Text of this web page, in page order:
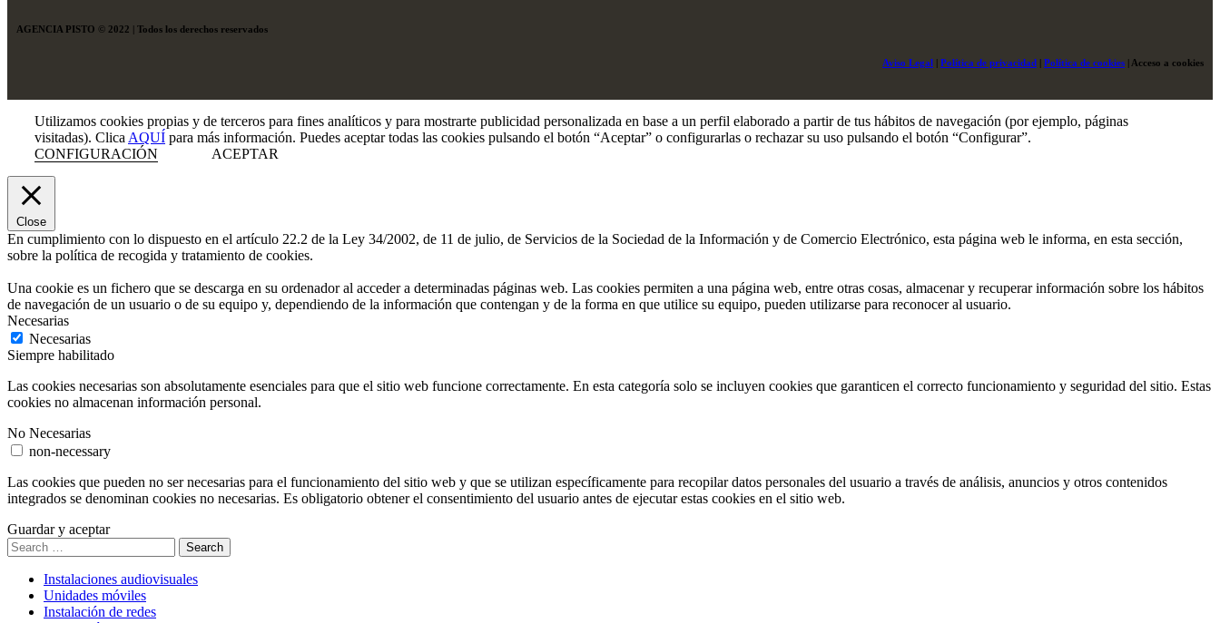
AGENCIA PISTO © 2022 | Todos los derechos reservados
Aviso Legal Política de privacidad Política de cookies Acceso a cookies
Utilizamos cookies propias y de terceros para fines analíticos y para mostrarte publicidad personalizada en base a un perfil elaborado a partir de tus hábitos de navegación (por ejemplo, páginas
visitadas). Clica AQUÍ para más información. Puedes aceptar todas las cookies pulsando el botón “Aceptar” o configurarlas o rechazar su uso pulsando el botón “Configurar”.
CONFIGURACIÓN
ACEPTAR
Close
En cumplimiento con lo dispuesto en el artículo 22.2 de la Ley 34/2002, de 11 de julio, de Servicios de la Sociedad de la Información y de Comercio Electrónico, esta página web le informa, en esta sección,
sobre la política de recogida y tratamiento de cookies.
Una cookie es un fichero que se descarga en su ordenador al acceder a determinadas páginas web. Las cookies permiten a una página web, entre otras cosas, almacenar y recuperar información sobre los hábitos
de navegación de un usuario o de su equipo y, dependiendo de la información que contengan y de la forma en que utilice su equipo, pueden utilizarse para reconocer al usuario.
Necesarias
Necesarias
Siempre habilitado
Las cookies necesarias son absolutamente esenciales para que el sitio web funcione correctamente. En esta categoría solo se incluyen cookies que garanticen el correcto funcionamiento y seguridad del sitio. Estas
cookies no almacenan información personal.
No Necesarias
non-necessary
Las cookies que pueden no ser necesarias para el funcionamiento del sitio web y que se utilizan específicamente para recopilar datos personales del usuario a través de análisis, anuncios y otros contenidos
integrados se denominan cookies no necesarias. Es obligatorio obtener el consentimiento del usuario antes de ejecutar estas cookies en el sitio web.
Guardar y aceptar
Search
Instalaciones audiovisuales
Unidades móviles
Instalación de redes